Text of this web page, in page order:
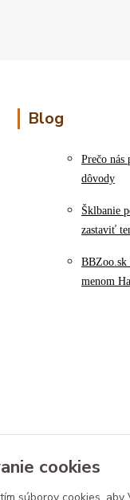
Blog
Prečo nás
dôvody
Šklbanie
zastaviť
BBZoo.sk
menom
cookies